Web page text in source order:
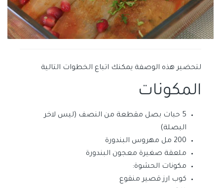
لتحضير هذه الوصفة يمكنك اتباع الخطوات التالية
المكونات
5 حبات بصل مقطعة من النصف (ليس لاخر
البصلة)
200 مل مهروس البندورة
ملعقة صغيرة معجون البندورة
مكونات الحشوة:
كوب ارز قصير منقوع